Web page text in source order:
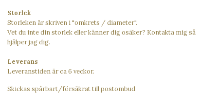
Storlek
Storleken är skriven i "omkrets / diameter".
Vet du inte din storlek eller känner dig osäker? Kontakta mig så
hjälper jag dig.
Leverans
Leveranstiden är ca 6 veckor.
Skickas spårbart/försäkrat till postombud